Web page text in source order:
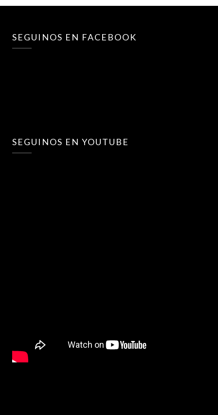
SEGUINOS EN FACEBOOK
SEGUINOS EN YOUTUBE